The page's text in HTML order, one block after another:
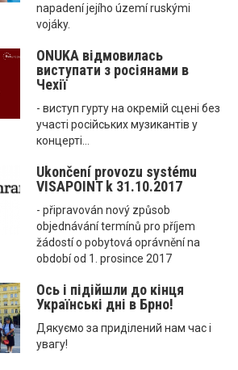
napadení jejího území ruskými
vojáky.
ONUKA відмовилась
виступати з росіянами в
Чехії
- виступ гурту на окремій сцені без
участі російських музикантів у
концерті...
Ukončení provozu systému
VISAPOINT k 31.10.2017
- připravován nový způsob
objednávání termínů pro příjem
žádostí o pobytová oprávnění na
období od 1. prosince 2017
Ось і підійшли до кінця
Українські дні в Брно!
Дякуємо за приділений нам час і
увагу!